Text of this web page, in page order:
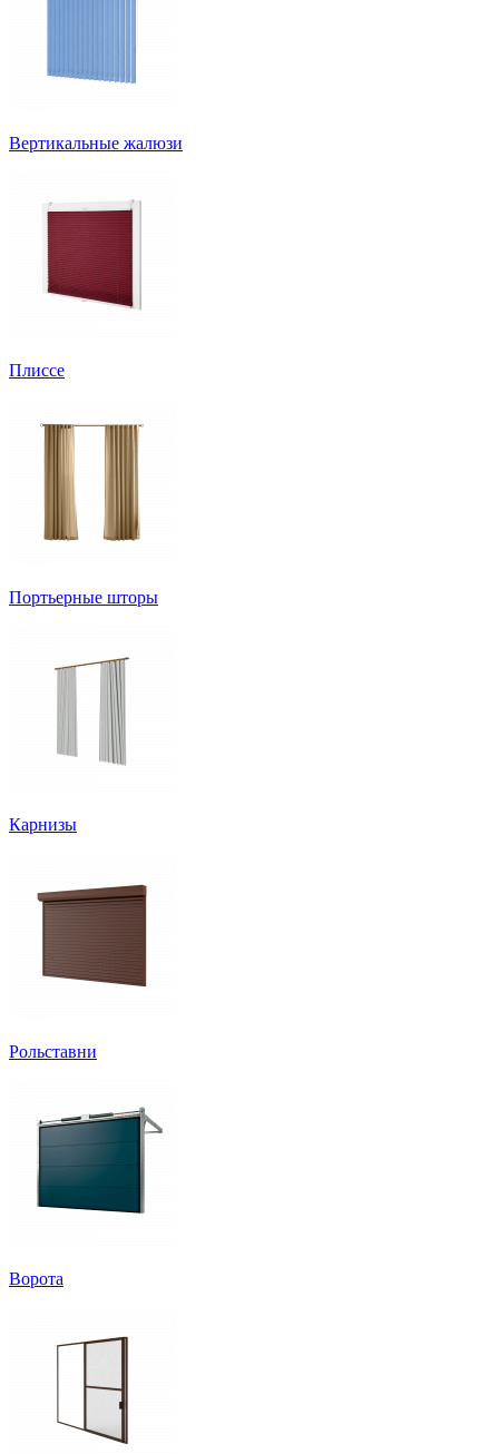
Вертикальные жалюзи
Плиссе
Портьерные шторы
Карнизы
Рольставни
Ворота